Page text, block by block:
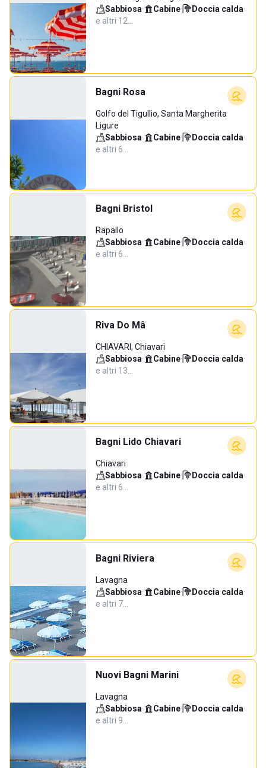
Sabbiosa· Cabine· Doccia calda·
e altri 12…
Bagni Rosa
Golfo del Tigullio, Santa Margherita
Ligure
Sabbiosa· Cabine· Doccia calda·
e altri 6…
Bagni Bristol
Rapallo
Sabbiosa· Cabine· Doccia calda·
e altri 6…
Rîva Do Mâ
CHIAVARI, Chiavari
Sabbiosa· Cabine· Doccia calda·
e altri 13…
Bagni Lido Chiavari
Chiavari
Sabbiosa· Cabine· Doccia calda·
e altri 6…
Bagni Riviera
Lavagna
Sabbiosa· Cabine· Doccia calda·
e altri 7…
Nuovi Bagni Marini
Lavagna
Sabbiosa· Cabine· Doccia calda·
e altri 9…